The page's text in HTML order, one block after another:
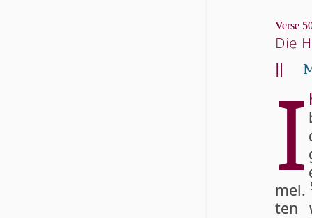
Verse
Die
I
mel.
ten